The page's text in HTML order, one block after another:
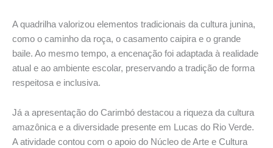
A quadrilha valorizou elementos tradicionais da cultura junina,
como o caminho da roça, o casamento caipira e o grande
baile. Ao mesmo tempo, a encenação foi adaptada à realidade
atual e ao ambiente escolar, preservando a tradição de forma
respeitosa e inclusiva.
Já a apresentação do Carimbó destacou a riqueza da cultura
amazônica e a diversidade presente em Lucas do Rio Verde.
A atividade contou com o apoio do Núcleo de Arte e Cultura